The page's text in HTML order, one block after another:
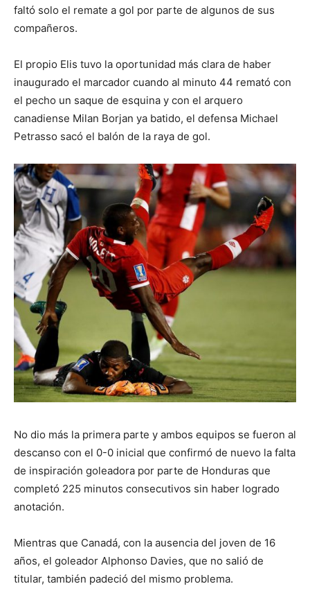
faltó solo el remate a gol por parte de algunos de sus
compañeros.
El propio Elis tuvo la oportunidad más clara de haber
inaugurado el marcador cuando al minuto 44 remató con
el pecho un saque de esquina y con el arquero
canadiense Milan Borjan ya batido, el defensa Michael
Petrasso sacó el balón de la raya de gol.
No dio más la primera parte y ambos equipos se fueron al
descanso con el 0-0 inicial que confirmó de nuevo la falta
de inspiración goleadora por parte de Honduras que
completó 225 minutos consecutivos sin haber logrado
anotación.
Mientras que Canadá, con la ausencia del joven de 16
años, el goleador Alphonso Davies, que no salió de
titular, también padeció del mismo problema.